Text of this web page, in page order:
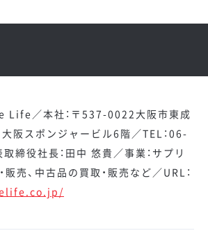
／本社：〒537-0022大阪市東成
阪スポンジャービル6階／TEL：06-
締役社長：田中 悠貴／事業：サプリ
売、中古品の買取・販売など／URL：